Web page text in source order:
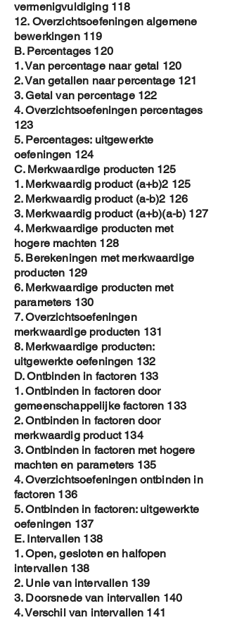
vermenigvuldiging 118
12. Overzichtsoefeningen algemene
bewerkingen 119
B. Percentages 120
1. Van percentage naar getal 120
2. Van getallen naar percentage 121
3. Getal van percentage 122
4. Overzichtsoefeningen percentages
123
5. Percentages: uitgewerkte
oefeningen 124
C. Merkwaardige producten 125
1. Merkwaardig product (a+b)2 125
2. Merkwaardig product (a-b)2 126
3. Merkwaardig product (a+b)(a-b) 127
4. Merkwaardige producten met
hogere machten 128
5. Berekeningen met merkwaardige
producten 129
6. Merkwaardige producten met
parameters 130
7. Overzichtsoefeningen
merkwaardige producten 131
8. Merkwaardige producten:
uitgewerkte oefeningen 132
D. Ontbinden in factoren 133
1. Ontbinden in factoren door
gemeenschappelijke factoren 133
2. Ontbinden in factoren door
merkwaardig product 134
3. Ontbinden in factoren met hogere
machten en parameters 135
4. Overzichtsoefeningen ontbinden in
factoren 136
5. Ontbinden in factoren: uitgewerkte
oefeningen 137
E. Intervallen 138
1. Open, gesloten en halfopen
intervallen 138
2. Unie van intervallen 139
3. Doorsnede van intervallen 140
4. Verschil van intervallen 141